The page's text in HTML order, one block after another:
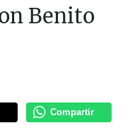
Benito
Compartir